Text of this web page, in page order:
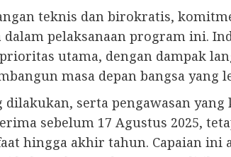
teknis dan birokratis,
pelaksanaan program ini.
utama, dengan dampak
masa depan bangsa yang
dilakukan, serta pengawasan
sebelum 17 Agustus 2025,
hingga akhir tahun. Capaian